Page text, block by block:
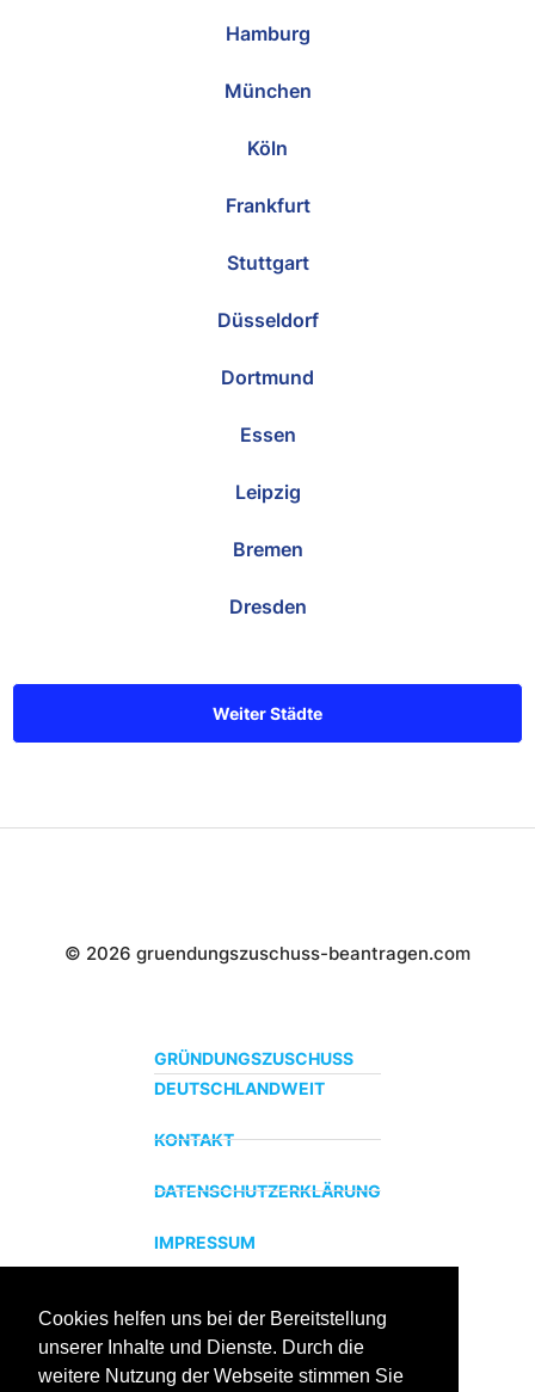
Cookies helfen uns bei der Bereitstellung
unserer Inhalte und Dienste. Durch die
weitere Nutzung der Webseite stimmen Sie
Hamburg
München
Köln
Frankfurt
Stuttgart
Düsseldorf
Dortmund
Essen
Leipzig
Bremen
Dresden
Weiter Städte
© 2026 gruendungszuschuss-beantragen.com
GRÜNDUNGSZUSCHUSS
DEUTSCHLANDWEIT
KONTAKT
DATENSCHUTZERKLÄRUNG
IMPRESSUM
ZERTIFIZIERTER BILDUNGSTRÄGER
Profitieren sie jetzt von unserer über 15 jährigen